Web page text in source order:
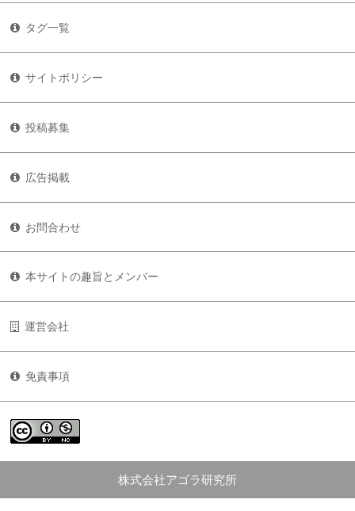
タグ一覧
サイトポリシー
投稿募集
広告掲載
お問合わせ
本サイトの趣旨とメンバー
運営会社
免責事項
株式会社アゴラ研究所